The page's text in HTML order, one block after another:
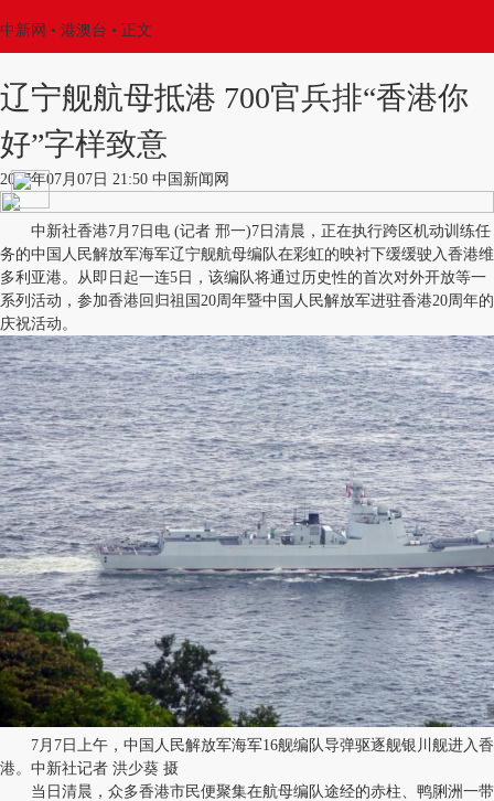
中新网 • 港澳台 • 正文
辽宁舰航母抵港 700官兵排“香港你
好”字样致意
2017年07月07日 21:50 中国新闻网
中新社香港7月7日电 (记者 邢一)7日清晨，正在执行跨区机动训练任
务的中国人民解放军海军辽宁舰航母编队在彩虹的映衬下缓缓驶入香港维
多利亚港。从即日起一连5日，该编队将通过历史性的首次对外开放等一
系列活动，参加香港回归祖国20周年暨中国人民解放军进驻香港20周年的
庆祝活动。
7月7日上午，中国人民解放军海军16舰编队导弹驱逐舰银川舰进入香
港。中新社记者 洪少葵 摄
当日清晨，众多香港市民便聚集在航母编队途经的赤柱、鸭脷洲一带